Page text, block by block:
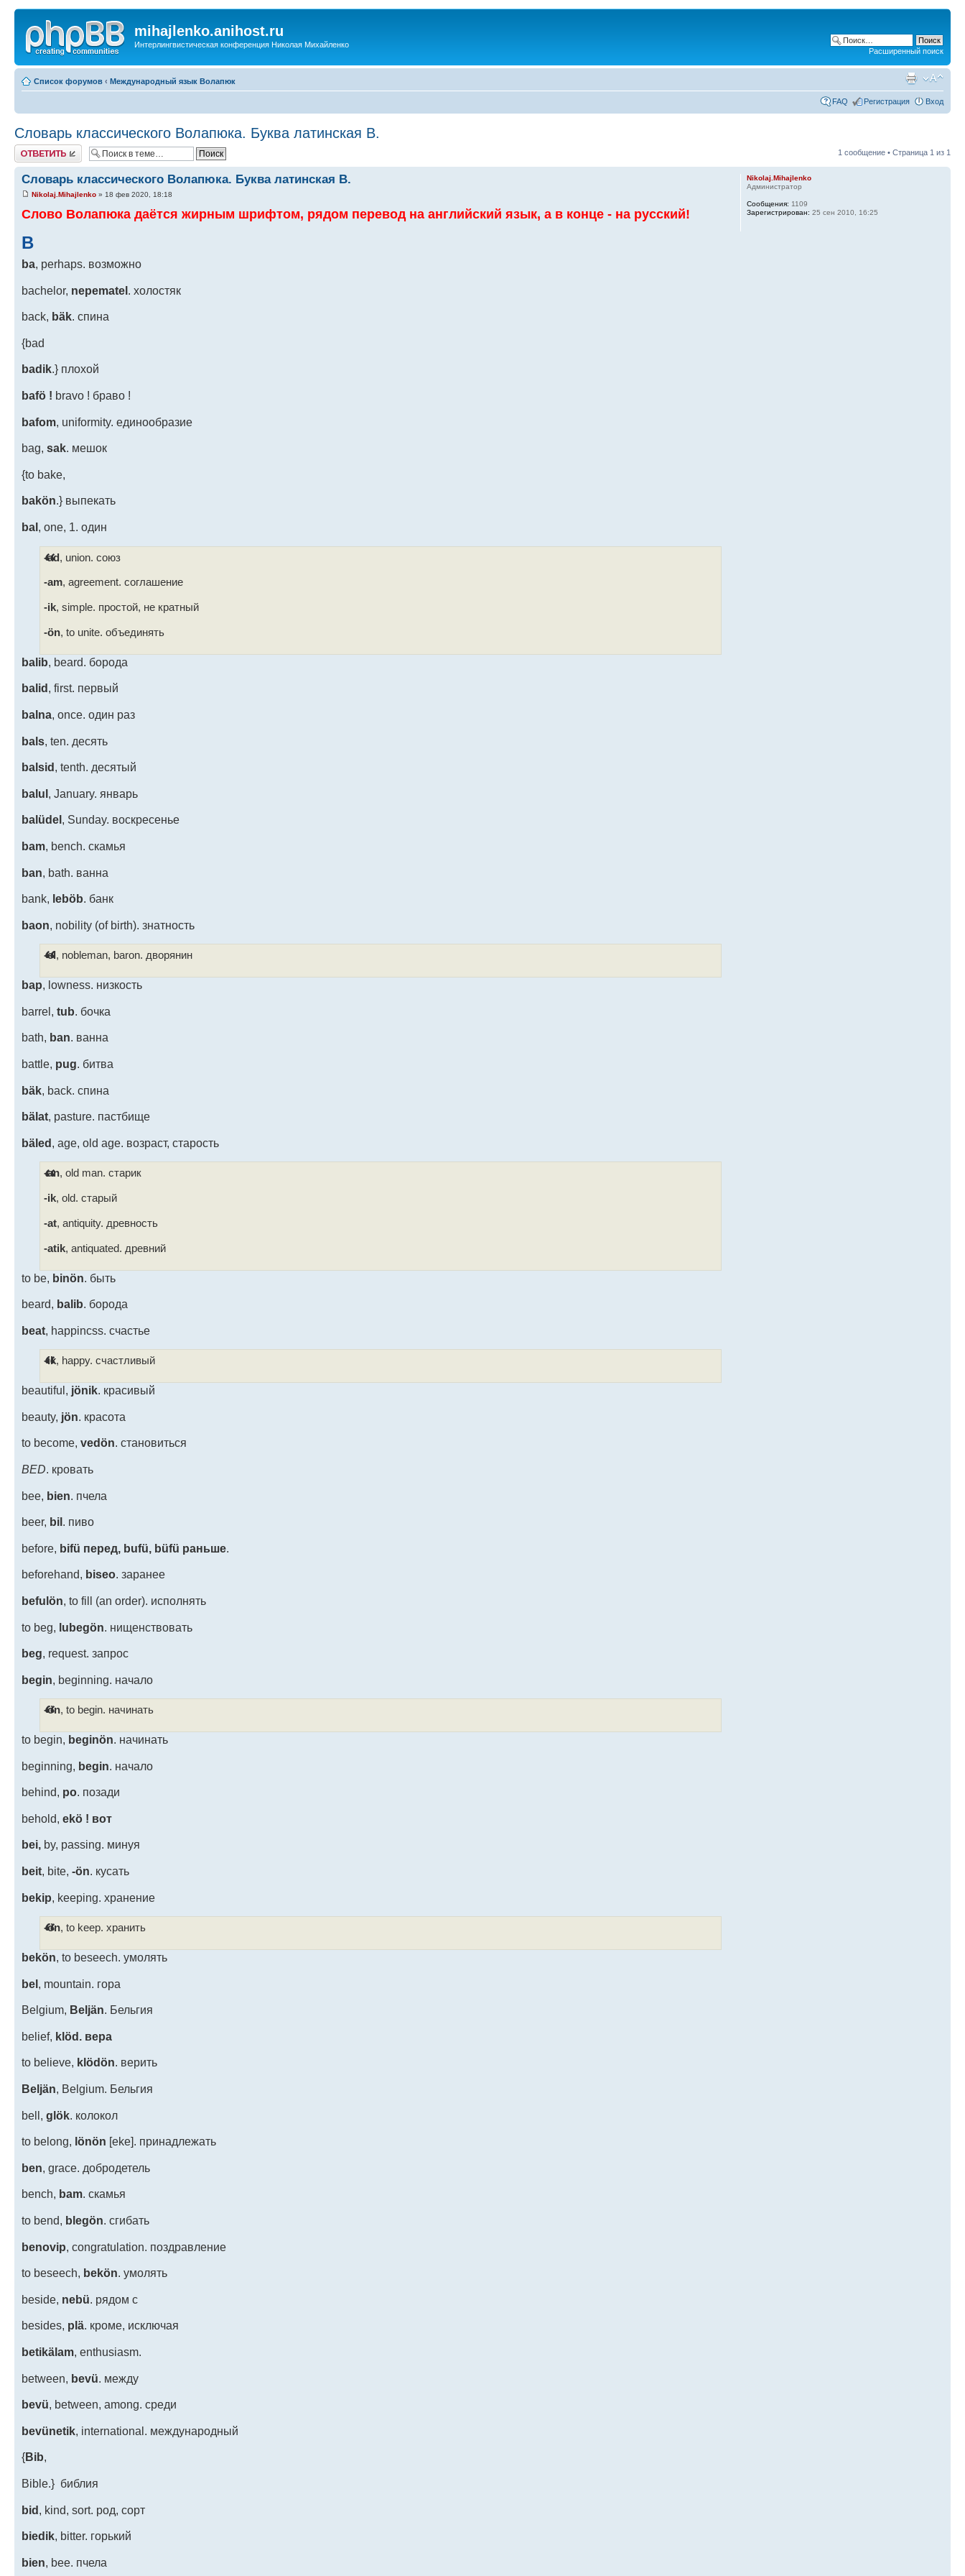
mihajlenko.anihost.ru
Интерлингвистическая конференция Николая Михайленко
Расширенный поиск
Список форумов ‹ Международный язык Волапюк
FAQ Регистрация Вход
Словарь классического Волапюка. Буква латинская B.
Ответить 1 сообщение • Страница 1 из 1
Словарь классического Волапюка. Буква латинская B.
Nikolaj.Mihajlenko » 18 фев 2020, 18:18
Слово Волапюка даётся жирным шрифтом, рядом перевод на английский язык, а в конце - на русский!
B
ba, perhaps. возможно
bachelor, nepematel . холостяк
back, bäk. спина
{bad
badik.} плохой
bafö ! bravo ! браво !
bafom, uniformity. единообразие
bag, sak. мешок
{to bake,
bakön.} выпекать
bal , one, 1. один
-ad, union. союз
-am, agreement. соглашение
-ik, simple. простой, не кратный
-ön, to unite. объединять
balib, beard. борода
balid , first. первый
balna, once. один раз
bals, ten. десять
balsid , tenth. десятый
balul , January. январь
balüdel , Sunday. воскресенье
bam, bench. скамья
ban, bath. ванна
bank, leböb. банк
baon, nobility (of birth). знатность
-el , nobleman, baron. дворянин
bap, lowness. низкость
barrel, tub. бочка
bath, ban. ванна
battle, pug. битва
bäk, back. спина
bälat, pasture. пастбище
bäled , age, old age. возраст, старость
-an, old man. старик
-ik, old. старый
-at, antiquity. древность
-atik, antiquated. древний
to be, binön. быть
beard, balib. борода
beat, happincss. счастье
-ik, happy. счастливый
beautiful, jönik. красивый
beauty, jön. красота
to become, vedön. становиться
BED. кровать
bee, bien. пчела
beer, bil . пиво
before, bifü перед, bufü, büfü раньше.
beforehand, biseo. заранее
befulön, to fill (an order). исполнять
to beg, lubegön. нищенствовать
beg, request. запрос
begin, beginning. начало
-ön, to begin. начинать
to begin, beginön. начинать
beginning, begin. начало
behind, po. позади
behold, ekö ! вот
bei, by, passing. минуя
beit, bite, -ön. кусать
bekip, keeping. хранение
-ön, to keep. хранить
bekön, to beseech. умолять
bel , mountain. гора
Belgium, Beljän. Бельгия
belief, klöd. вера
to believe, klödön. верить
Beljän, Belgium. Бельгия
bell, glök. колокол
to belong, lönön [eke]. принадлежать
ben, grace. добродетель
bench, bam. скамья
to bend, blegön. сгибать
benovip, congratulation. поздравление
to beseech, bekön. умолять
beside, nebü. рядом с
besides, plä. кроме, исключая
betikälam, enthusiasm.
between, bevü. между
bevü, between, among. среди
bevünetik, international. международный
{Bib,
Bible.} библия
bid , kind, sort. род, сорт
biedik, bitter. горький
bien, bee. пчела
Nikolaj.Mihajlenko
Администратор
Сообщения: 1109
Зарегистрирован: 25 сен 2010, 16:25